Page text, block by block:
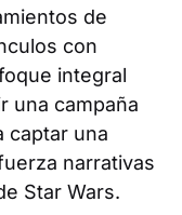
de
con
integral
una campaña
captar una
narrativas
Star Wars.